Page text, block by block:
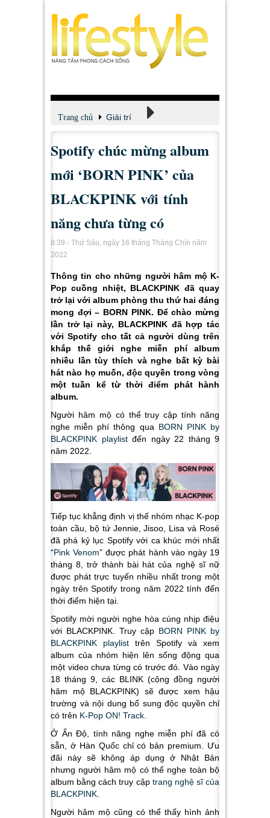
Trang chủ Giải trí
Xem - Nghe - Đọc
Spotify chúc mừng album
mới ‘BORN PINK’ của
BLACKPINK với tính
năng chưa từng có
8:39 - Thứ Sáu, ngày 16 tháng Tháng Chín năm
2022
Thông tin cho những người hâm mộ K-
Pop cuồng nhiệt, BLACKPINK đã quay
trở lại với album phòng thu thứ hai đáng
mong đợi – BORN PINK. Để chào mừng
lần trở lại này, BLACKPINK đã hợp tác
với Spotify cho tất cả người dùng trên
khắp thế giới nghe miễn phí album
nhiều lần tùy thích và nghe bất kỳ bài
hát nào họ muốn, độc quyền trong vòng
một tuần kể từ thời điểm phát hành
album.
Người hâm mộ có thể truy cập tính năng
nghe miễn phí thông qua BORN PINK by
BLACKPINK playlistđến ngày 22 tháng 9
năm 2022.
Tiếp tục khẳng định vị thế nhóm nhạc K-pop
toàn cầu, bộ tứ Jennie, Jisoo, Lisa và Rosé
đã phá kỷ lục Spotify với ca khúc mới nhất
“Pink Venom” được phát hành vào ngày 19
tháng 8, trở thành bài hát của nghệ sĩ nữ
được phát trực tuyến nhiều nhất trong một
ngày trên Spotify trong năm 2022 tính đến
thời điểm hiện tại.
Spotify mời người nghe hòa cùng nhịp điệu
với BLACKPINK . Truy cập BORN PINK by
BLACKPINK playlist trên Spotify và xem
album của nhóm hiện lên sống động qua
một video chưa từng có trước đó. Vào ngày
18 tháng 9, các BLINK (cộng đồng người
hâm mộ BLACKPINK) sẽ được xem hậu
trường và nội dung bổ sung độc quyền chỉ
có trên K-Pop ON! Track
Ở Ấn Độ, tính năng nghe miễn phí đã có
sẵn, ở Hàn Quốc chỉ có bản premium. Ưu
đãi này sẽ không áp dụng ở Nhật Bản
nhưng người hâm mộ có thể nghe toàn bộ
album bằng cách truy cập trang nghệ sĩ của
BLACKPINK
Người hâm mộ cũng có thể thấy hình ảnh